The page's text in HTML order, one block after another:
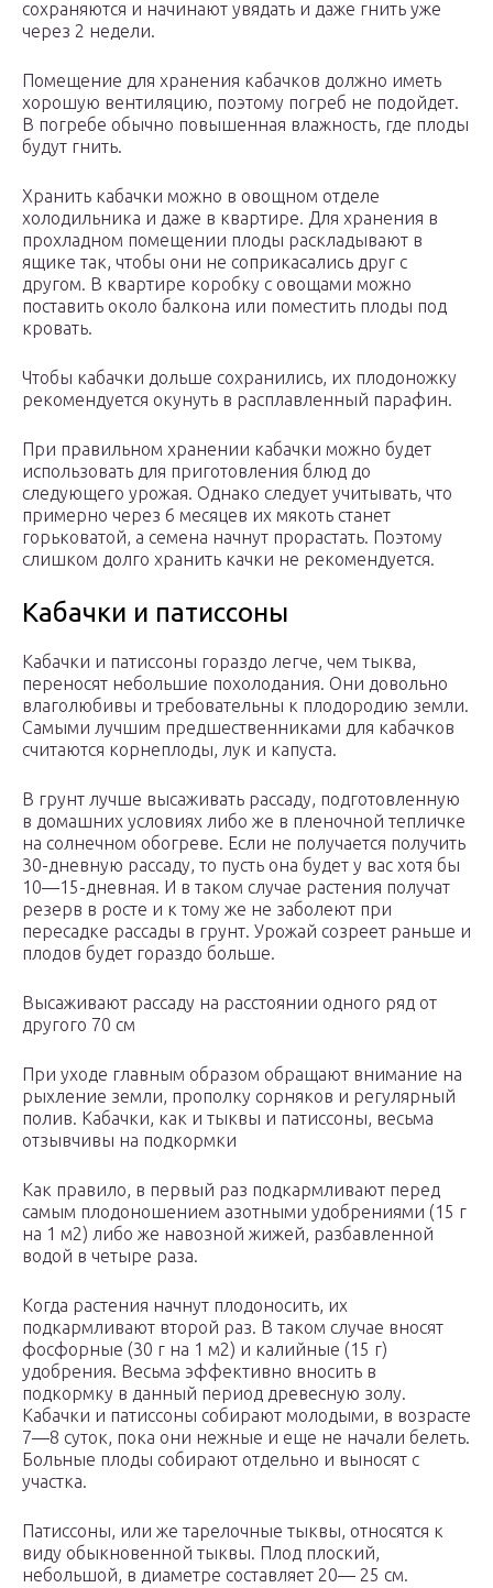
сохраняются и начинают увядать и даже гнить уже
через 2 недели.
Помещение для хранения кабачков должно иметь
хорошую вентиляцию, поэтому погреб не подойдет.
В погребе обычно повышенная влажность, где плоды
будут гнить.
Хранить кабачки можно в овощном отделе
холодильника и даже в квартире. Для хранения в
прохладном помещении плоды раскладывают в
ящике так, чтобы они не соприкасались друг с
другом. В квартире коробку с овощами можно
поставить около балкона или поместить плоды под
кровать.
Чтобы кабачки дольше сохранились, их плодоножку
рекомендуется окунуть в расплавленный парафин.
При правильном хранении кабачки можно будет
использовать для приготовления блюд до
следующего урожая. Однако следует учитывать, что
примерно через 6 месяцев их мякоть станет
горьковатой, а семена начнут прорастать. Поэтому
слишком долго хранить качки не рекомендуется.
Кабачки и патиссоны
Кабачки и патиссоны гораздо легче, чем тыква,
переносят небольшие похолодания. Они довольно
влаголюбивы и требовательны к плодородию земли.
Самыми лучшим предшественниками для кабачков
считаются корнеплоды, лук и капуста.
В грунт лучше высаживать рассаду, подготовленную
в домашних условиях либо же в пленочной тепличке
на солнечном обогреве. Если не получается получить
30-дневную рассаду, то пусть она будет у вас хотя бы
10—15-дневная. И в таком случае растения получат
резерв в росте и к тому же не заболеют при
пересадке рассады в грунт. Урожай созреет раньше и
плодов будет гораздо больше.
Высаживают рассаду на расстоянии одного ряд от
другого 70 см
При уходе главным образом обращают внимание на
рыхление земли, прополку сорняков и регулярный
полив. Кабачки, как и тыквы и патиссоны, весьма
отзывчивы на подкормки
Как правило, в первый раз подкармливают перед
самым плодоношением азотными удобрениями (15 г
на 1 м2) либо же навозной жижей, разбавленной
водой в четыре раза.
Когда растения начнут плодоносить, их
подкармливают второй раз. В таком случае вносят
фосфорные (30 г на 1 м2) и калийные (15 г)
удобрения. Весьма эффективно вносить в
подкормку в данный период древесную золу.
Кабачки и патиссоны собирают молодыми, в возрасте
7—8 суток, пока они нежные и еще не начали белеть.
Больные плоды собирают отдельно и выносят с
участка.
Патиссоны, или же тарелочные тыквы, относятся к
виду обыкновенной тыквы. Плод плоский,
небольшой, в диаметре составляет 20— 25 см.